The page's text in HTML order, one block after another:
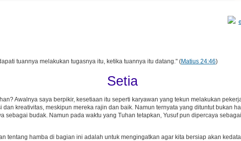
tuannya melakukan tugasnya itu, ketika tuannya itu datang." (Matius 24:46)
Setia
Awalnya saya berpikir, kesetiaan itu seperti karyawan yang tekun melakukan
dan kreativitas, meskipun mereka rajin dan baik. Namun ternyata yang dituntut bukan
sebagai budak. Namun pada waktu yang Tuhan tetapkan, Yusuf pun dipercaya
tentang hamba di bagian ini adalah untuk mengingatkan agar kita bersiap akan